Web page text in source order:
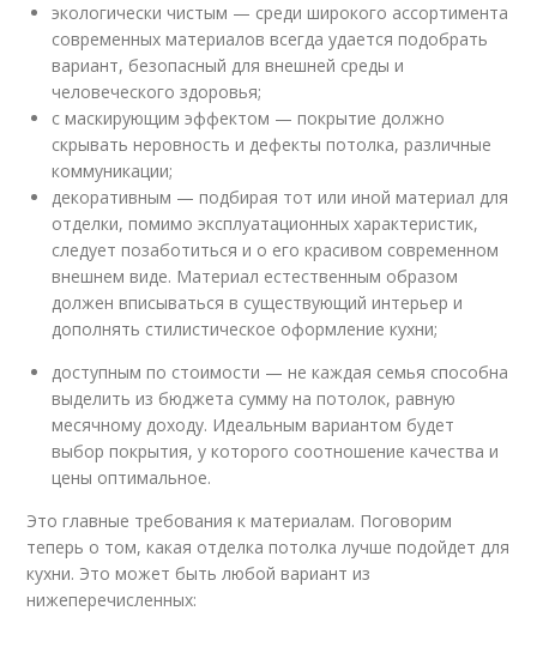
экологически чистым — среди широкого ассортимента
современных материалов всегда удается подобрать
вариант, безопасный для внешней среды и
человеческого здоровья;
с маскирующим эффектом — покрытие должно
скрывать неровность и дефекты потолка, различные
коммуникации;
декоративным — подбирая тот или иной материал для
отделки, помимо эксплуатационных характеристик,
следует позаботиться и о его красивом современном
внешнем виде. Материал естественным образом
должен вписываться в существующий интерьер и
дополнять стилистическое оформление кухни;
доступным по стоимости — не каждая семья способна
выделить из бюджета сумму на потолок, равную
месячному доходу. Идеальным вариантом будет
выбор покрытия, у которого соотношение качества и
цены оптимальное.
Это главные требования к материалам. Поговорим
теперь о том, какая отделка потолка лучше подойдет для
кухни. Это может быть любой вариант из
нижеперечисленных: